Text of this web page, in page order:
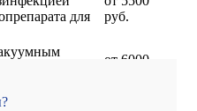
для
руб.
от 6000